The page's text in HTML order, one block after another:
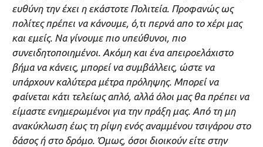
ευθύνη την έχει η εκάστοτε Πολιτεία. Προφανώς ως
πολίτες πρέπει να κάνουμε, ό,τι περνά απο το χέρι μας
και εμείς. Να γίνουμε πιο υπεύθυνοι, πιο
συνειδητοποιημένοι. Ακόμη και ένα απειροελάχιστο
βήμα να κάνεις, μπορεί να συμβάλλεις, ώστε να
υπάρχουν καλύτερα μέτρα πρόληψης. Μπορεί να
φαίνεται κάτι τελείως απλό, αλλά όλοι μας θα πρέπει να
είμαστε ενημερωμένοι για την πράξη μας. Από τη μη
ανακύκλωση έως τη ρίψη ενός αναμμένου τσιγάρου στο
δάσος ή στο δρόμο. Όμως, όσοι διοικούν είτε στην